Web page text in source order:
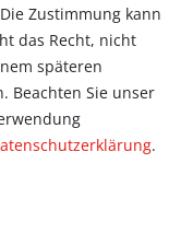
Zustimmung kann
das Recht, nicht
späteren
Beachten Sie unser
.